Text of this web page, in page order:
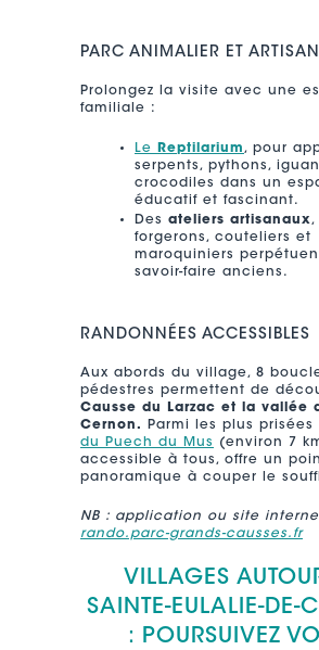
PARC ANIMALIER ET
Prolongez la visite avec une
familiale :
Le Reptilarium, pour
serpents, pythons,
crocodiles dans un
éducatif et fascinant.
Des ateliers artisanaux,
forgerons, couteliers et
maroquiniers
savoir-faire anciens.
RANDONNÉES ACCESSIBLES
Aux abords du village, 8
pédestres permettent de
Causse du Larzac et la vallée
Cernon. Parmi les plus prisées
du Puech du Mus
(environ 7
accessible à tous, offre un
panoramique à couper le
NB : application ou site
rando.parc-grands-causses.fr
VILLAGES
SAINTE-EULALIE-DE-
: POURSUIVEZ